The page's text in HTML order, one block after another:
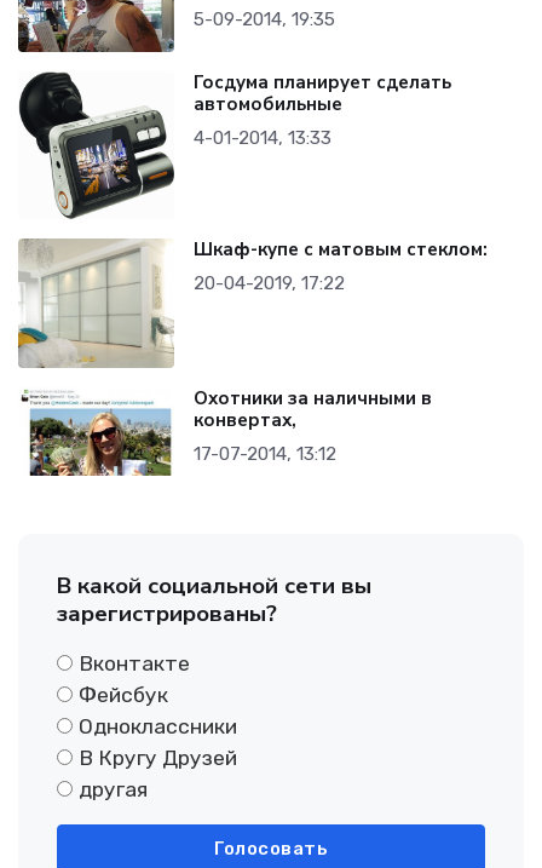
5-09-2014, 19:35
Госдума планирует сделать
автомобильные
4-01-2014, 13:33
Шкаф-купе с матовым стеклом:
20-04-2019, 17:22
Охотники за наличными в
конвертах,
17-07-2014, 13:12
В какой социальной сети вы
зарегистрированы?
Вконтакте
Фейсбук
Одноклассники
В Кругу Друзей
другая
Голосовать